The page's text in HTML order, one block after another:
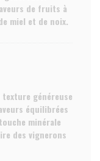
de fruits à
miel et de noix.
texture généreuse
équilibrées
minérale
des vignerons